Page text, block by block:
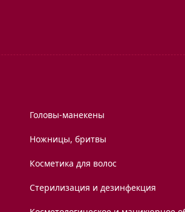
Головы-манекены
Ножницы, бритвы
Косметика для волос
Стерилизация и дезинфекция